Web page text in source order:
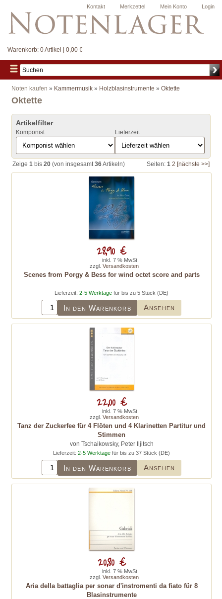
Login
Mein Konto
Merkzettel
Kontakt
Warenkorb: 0 Artikel | 0,00 €
Noten kaufen » Kammermusik » Holzblasinstrumente » Oktette
Oktette
Artikelfilter
Komponist Lieferzeit
Zeige 1 bis 20 (von insgesamt36Artikeln) Seiten: 1 2 [nächste >>]
Scenes from Porgy & Bess for wind octet score and parts
Lieferzeit: 2-5 Werktage für bis zu 5 Stück (DE)
In den Warenkorb Ansehen
28,90 €
inkl. 7 % MwSt.
zzgl. Versandkosten
Tanz der Zuckerfee für 4 Flöten und 4 Klarinetten Partitur und
Stimmen
von Tschaikowsky, Peter Iljitsch
Lieferzeit: 2-5 Werktage für bis zu 37 Stück (DE)
In den Warenkorb Ansehen
22,00 €
inkl. 7 % MwSt.
zzgl. Versandkosten
Aria della battaglia per sonar d'instromenti da fiato für 8
Blasinstrumente
20,80 €
inkl. 7 % MwSt.
zzgl. Versandkosten